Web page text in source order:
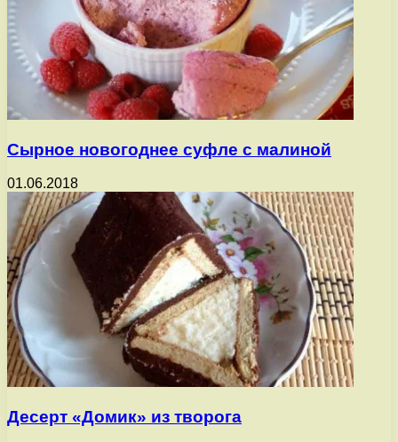
Сырное новогоднее суфле с малиной
01.06.2018
Десерт «Домик» из творога